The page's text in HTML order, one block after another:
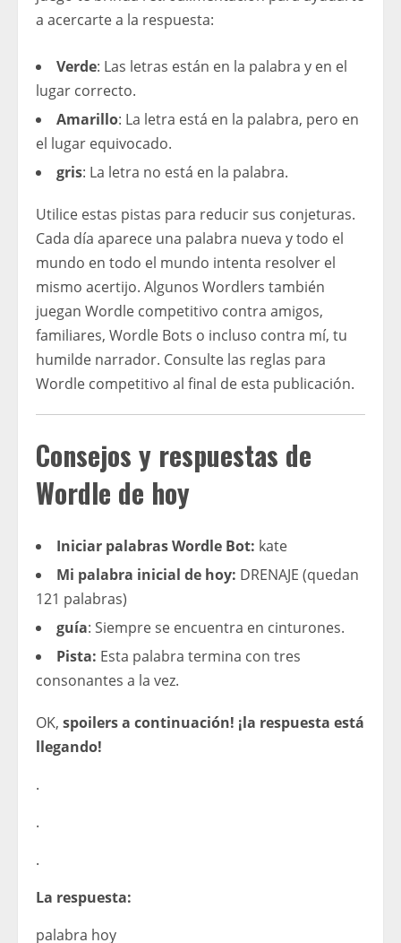
a acercarte a la respuesta:
Verde: Las letras están en la palabra y en el
lugar correcto.
Amarillo: La letra está en la palabra, pero en
el lugar equivocado.
gris: La letra no está en la palabra.
Utilice estas pistas para reducir sus conjeturas.
Cada día aparece una palabra nueva y todo el
mundo en todo el mundo intenta resolver el
mismo acertijo. Algunos Wordlers también
juegan Wordle competitivo contra amigos,
familiares, Wordle Bots o incluso contra mí, tu
humilde narrador. Consulte las reglas para
Wordle competitivo al final de esta publicación.
Consejos y respuestas de
Wordle de hoy
Iniciar palabras Wordle Bot: kate
Mi palabra inicial de hoy: DRENAJE (quedan
121 palabras)
guía: Siempre se encuentra en cinturones.
Pista: Esta palabra termina con tres
consonantes a la vez.
OK, spoilers a continuación! ¡la respuesta está
llegando!
.
.
.
La respuesta:
palabra hoy